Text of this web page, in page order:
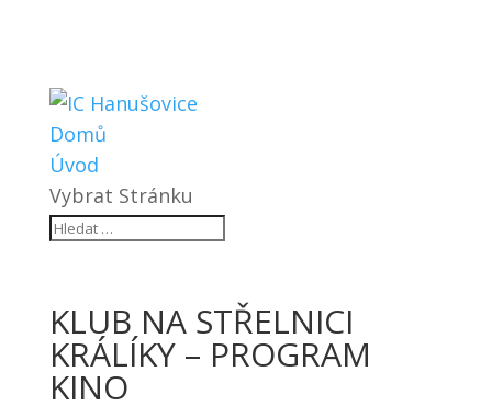
Domů
Úvod
Vybrat Stránku
KLUB NA STŘELNICI
KRÁLÍKY – PROGRAM
KINO